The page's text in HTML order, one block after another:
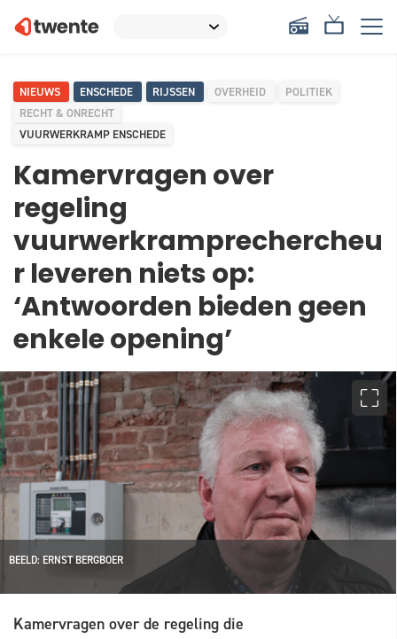
NIEUWS ENSCHEDE RIJSSEN OVERHEID
POLITIEK
RECHT & ONRECHT
VUURWERKRAMP ENSCHEDE
Kamervragen over
regeling
vuurwerkramprechercheu
r leveren niets op:
‘Antwoorden bieden geen
enkele opening’
BEELD: ERNST BERGBOER
Kamervragen over de regeling die